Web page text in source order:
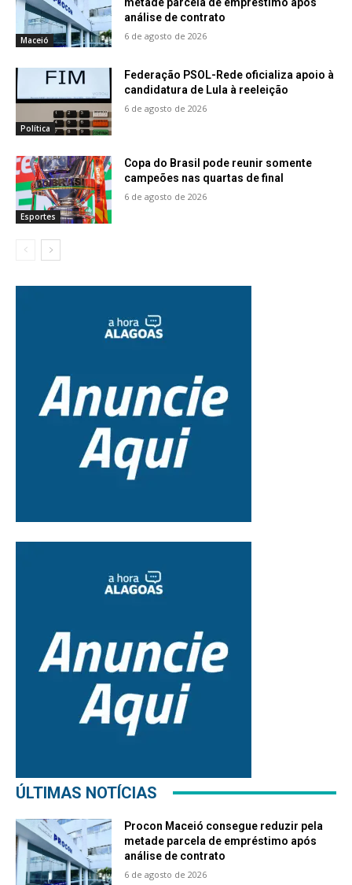
Maceió
análise de contrato
6 de agosto de 2026
Política
Federação PSOL-Rede oficializa apoio à
candidatura de Lula à reeleição
6 de agosto de 2026
Esportes
Copa do Brasil pode reunir somente
campeões nas quartas de final
6 de agosto de 2026
ÚLTIMAS NOTÍCIAS
Procon Maceió consegue reduzir pela
metade parcela de empréstimo após
análise de contrato
6 de agosto de 2026